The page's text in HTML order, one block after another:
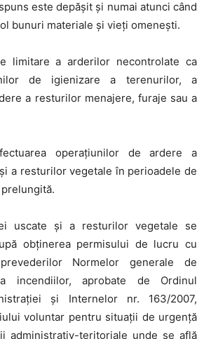
este depășit și numai atunci când
bunuri materiale și vieți omenești.
limitare a arderilor necontrolate ca
de igienizare a terenurilor, a
a resturilor menajere, furaje sau a
operațiunilor de ardere a
a resturilor vegetale în perioadele de
uscate și a resturilor vegetale se
obținerea permisului de lucru cu
Normelor generale de
incendiilor, aprobate de Ordinul
și Internelor nr. 163/2007,
voluntar pentru situații de urgență
administrativ-teritoriale unde se află